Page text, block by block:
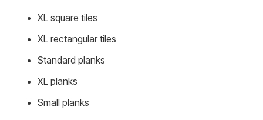
XL square tiles
XL rectangular tiles
Standard planks
XL planks
Small planks